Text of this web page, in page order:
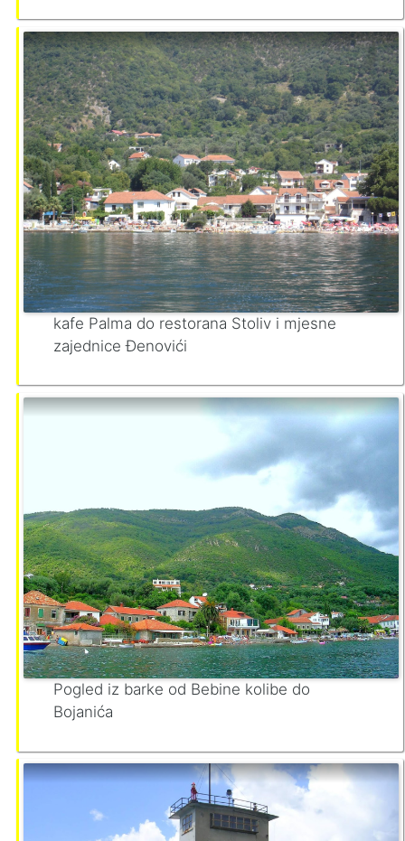
kafe Palma do restorana Stoliv i mjesne
zajednice Đenovići
Pogled iz barke od Bebine kolibe do
Bojanića